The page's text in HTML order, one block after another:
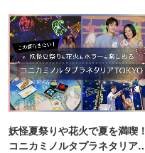
妖怪夏祭りや花火で夏を満喫！
コニカミノルタプラネタリア